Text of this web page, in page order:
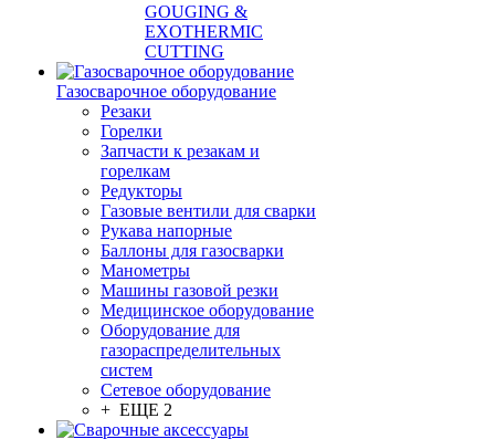
GOUGING &
EXOTHERMIC
CUTTING
Газосварочное оборудование
Резаки
Горелки
Запчасти к резакам и
горелкам
Редукторы
Газовые вентили для сварки
Рукава напорные
Баллоны для газосварки
Манометры
Машины газовой резки
Медицинское оборудование
Оборудование для
газораспределительных
систем
Сетевое оборудование
+ ЕЩЕ 2